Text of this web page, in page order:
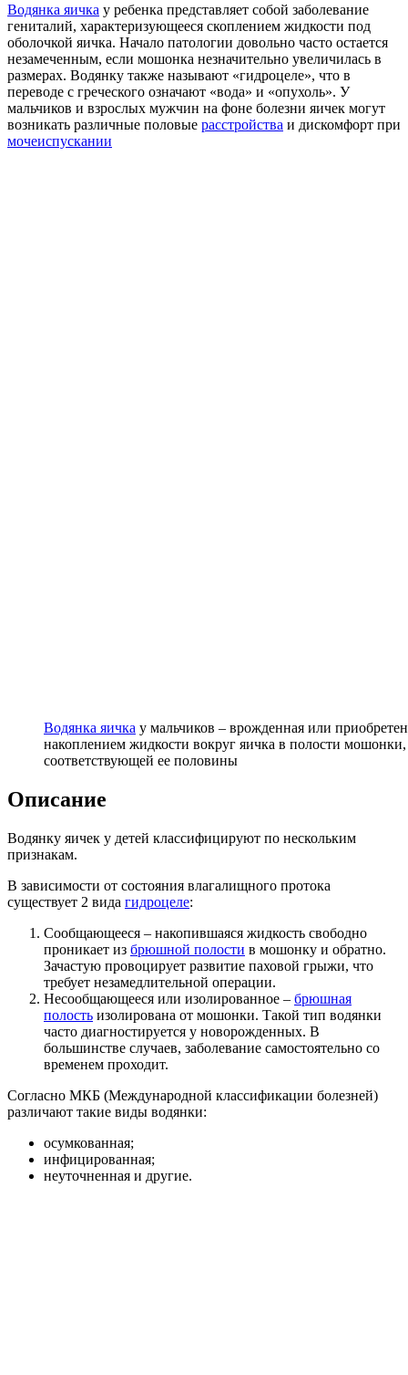
Водянка яичка у ребенка представляет собой заболевание
гениталий, характеризующееся скоплением жидкости под
оболочкой яичка. Начало патологии довольно часто остается
незамеченным, если мошонка незначительно увеличилась в
размерах. Водянку также называют «гидроцеле», что в
переводе с греческого означают «вода» и «опухоль». У
мальчиков и взрослых мужчин на фоне болезни яичек могут
возникать различные половые расстройства и дискомфорт при
мочеиспускании
Водянка яичка у мальчиков – врожденная или
накоплением жидкости вокруг яичка в полости
соответствующей ее половины
Описание
Водянку яичек у детей классифицируют по нескольким
признакам.
В зависимости от состояния влагалищного протока
существует 2 вида гидроцеле:
Сообщающееся – накопившаяся жидкость свободно
проникает из брюшной полости в мошонку и обратно.
Зачастую провоцирует развитие паховой грыжи, что
требует незамедлительной операции.
Несообщающееся или изолированное – брюшная
полость изолирована от мошонки. Такой тип водянки
часто диагностируется у новорожденных. В
большинстве случаев, заболевание самостоятельно со
временем проходит.
Согласно МКБ (Международной классификации болезней)
различают такие виды водянки:
осумкованная;
инфицированная;
неуточненная и другие.